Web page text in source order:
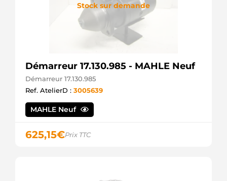
Stock sur demande
Démarreur 17.130.985 - MAHLE Neuf
Démarreur 17.130.985
Ref. AtelierD : 3005639
MAHLE Neuf
625,15€Prix TTC